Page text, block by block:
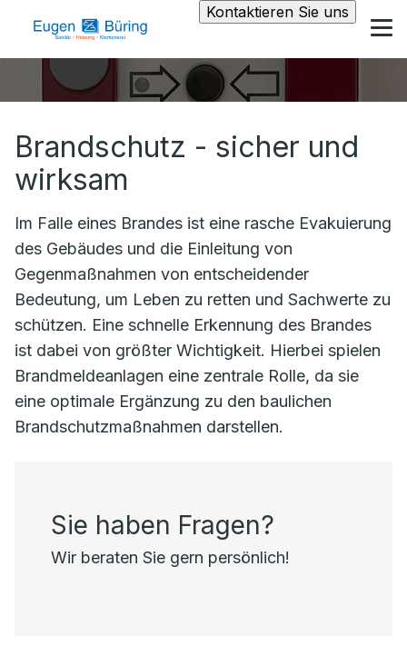
Kontaktieren Sie uns
Brandschutz - sicher und
wirksam
Im Falle eines Brandes ist eine rasche Evakuierung
des Gebäudes und die Einleitung von
Gegenmaßnahmen von entscheidender
Bedeutung, um Leben zu retten und Sachwerte zu
schützen. Eine schnelle Erkennung des Brandes
ist dabei von größter Wichtigkeit. Hierbei spielen
Brandmeldeanlagen eine zentrale Rolle, da sie
eine optimale Ergänzung zu den baulichen
Brandschutzmaßnahmen darstellen.
Sie haben Fragen?
Wir beraten Sie gern persönlich!